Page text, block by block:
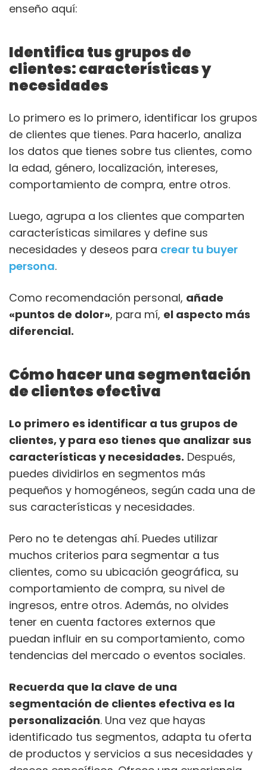
enseño aquí:
Identifica tus grupos de
clientes: características y
necesidades
Lo primero es lo primero, identificar los grupos
de clientes que tienes. Para hacerlo, analiza
los datos que tienes sobre tus clientes, como
la edad, género, localización, intereses,
comportamiento de compra, entre otros.
Luego, agrupa a los clientes que comparten
características similares y define sus
necesidades y deseos para crear tu buyer
persona.
Como recomendación personal, añade
«puntos de dolor», para mí, el aspecto más
diferencial.
Cómo hacer una segmentación
de clientes efectiva
Lo primero es identificar a tus grupos de
clientes, y para eso tienes que analizar sus
características y necesidades. Después,
puedes dividirlos en segmentos más
pequeños y homogéneos, según cada una de
sus características y necesidades.
Pero no te detengas ahí. Puedes utilizar
muchos criterios para segmentar a tus
clientes, como su ubicación geográfica, su
comportamiento de compra, su nivel de
ingresos, entre otros. Además, no olvides
tener en cuenta factores externos que
puedan influir en su comportamiento, como
tendencias del mercado o eventos sociales.
Recuerda que la clave de una
segmentación de clientes efectiva es la
personalización. Una vez que hayas
identificado tus segmentos, adapta tu oferta
de productos y servicios a sus necesidades y